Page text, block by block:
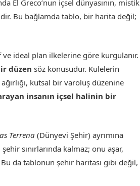
El Greco’nun içsel dünyasının, mistik
Bu bağlamda tablo, bir harita değil;
ideal plan ilkelerine göre kurgulanır.
düzen söz konusudur. Kulelerin
kutsal bir varoluş düzenine
arayan insanın içsel halinin bir
Terrena (Dünyevi Şehir) ayrımına
sınırlarında kalmaz; onu aşar,
da tablonun şehir haritası gibi değil,